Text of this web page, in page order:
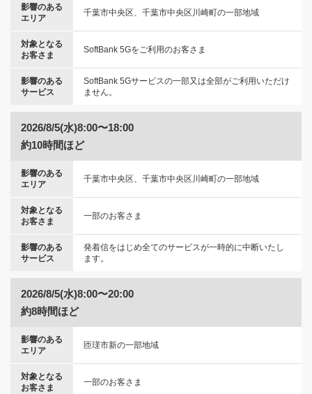
影響のある
エリア
千葉市中央区、千葉市中央区川崎町の一部地域
対象となる
お客さま
SoftBank 5Gをご利用のお客さま
影響のある
サービス
SoftBank 5Gサービスの一部又は全部がご利用いただけ
ません。
2026/8/5(水)8:00〜18:00
約10時間ほど
影響のある
エリア
千葉市中央区、千葉市中央区川崎町の一部地域
対象となる
お客さま
一部のお客さま
影響のある
サービス
発着信をはじめ全てのサービスが一時的に中断いたし
ます。
2026/8/5(水)8:00〜20:00
約8時間ほど
影響のある
エリア
匝瑳市新の一部地域
対象となる
お客さま
一部のお客さま